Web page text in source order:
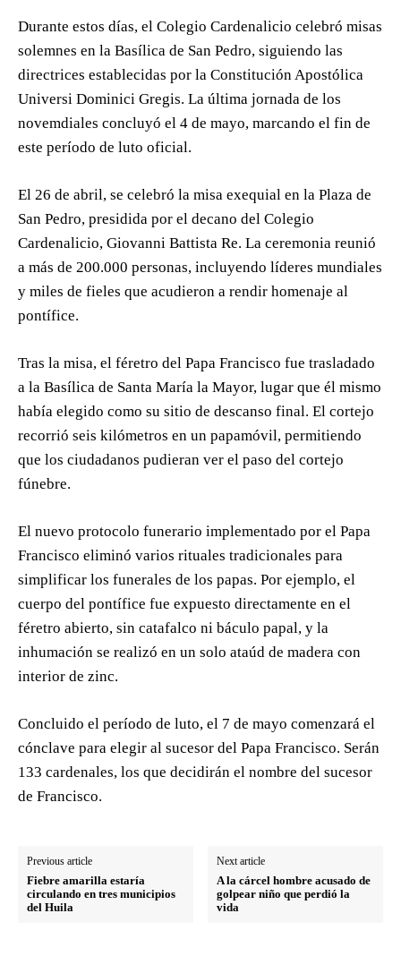
Durante estos días, el Colegio Cardenalicio celebró misas
solemnes en la Basílica de San Pedro, siguiendo las
directrices establecidas por la Constitución Apostólica
Universi Dominici Gregis. La última jornada de los
novemdiales concluyó el 4 de mayo, marcando el fin de
este período de luto oficial.
El 26 de abril, se celebró la misa exequial en la Plaza de
San Pedro, presidida por el decano del Colegio
Cardenalicio, Giovanni Battista Re. La ceremonia reunió
a más de 200.000 personas, incluyendo líderes mundiales
y miles de fieles que acudieron a rendir homenaje al
pontífice.
Tras la misa, el féretro del Papa Francisco fue trasladado
a la Basílica de Santa María la Mayor, lugar que él mismo
había elegido como su sitio de descanso final. El cortejo
recorrió seis kilómetros en un papamóvil, permitiendo
que los ciudadanos pudieran ver el paso del cortejo
fúnebre.
El nuevo protocolo funerario implementado por el Papa
Francisco eliminó varios rituales tradicionales para
simplificar los funerales de los papas. Por ejemplo, el
cuerpo del pontífice fue expuesto directamente en el
féretro abierto, sin catafalco ni báculo papal, y la
inhumación se realizó en un solo ataúd de madera con
interior de zinc.
Concluido el período de luto, el 7 de mayo comenzará el
cónclave para elegir al sucesor del Papa Francisco. Serán
133 cardenales, los que decidirán el nombre del sucesor
de Francisco.
Previous article
Fiebre amarilla estaría
circulando en tres municipios
del Huila
Next article
A la cárcel hombre acusado de
golpear niño que perdió la
vida